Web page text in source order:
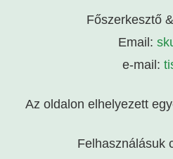
Főszerkesztő
Email:
e-mail:
Az oldalon elhelyezett
Felhasználásuk